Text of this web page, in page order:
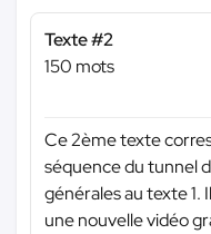
Texte #2
150 mots
Ce 2ème texte
séquence du tunnel
générales au texte 1.
une nouvelle vidéo